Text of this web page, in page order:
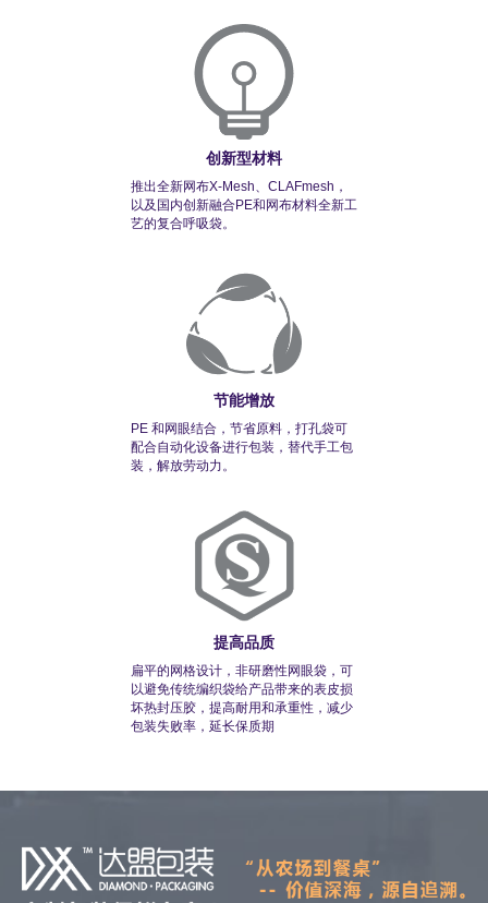
创新型材料
推出全新网布X-Mesh、CLAFmesh，
以及国内创新融合PE和网布材料全新工
艺的复合呼吸袋。
节能增放
PE 和网眼结合，节省原料，打孔袋可
配合自动化设备进行包装，替代手工包
装，解放劳动力。
提高品质
扁平的网格设计，非研磨性网眼袋，可
以避免传统编织袋给产品带来的表皮损
坏热封压胶，提高耐用和承重性，减少
包装失败率，延长保质期